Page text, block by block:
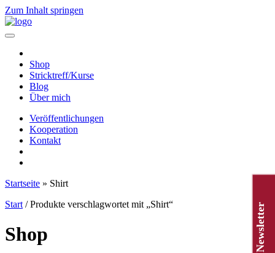
Zum Inhalt springen
Hauptnavigation
Shop
Stricktreff/Kurse
Blog
Über mich
Veröffentlichungen
Kooperation
Kontakt
Startseite » Shirt
Start / Produkte verschlagwortet mit „Shirt“
Shop Newsletter